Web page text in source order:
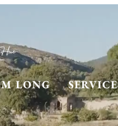
LONG